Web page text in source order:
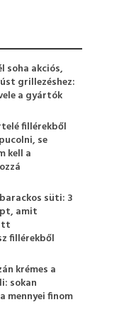
soha akciós,
grillezéshez:
a gyártók
fillérekből
se
kell a
süti: 3
amit
fillérekből
krémes a
sokan
mennyei finom